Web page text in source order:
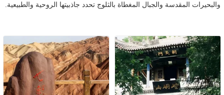
والبحيرات المقدسة والجبال المغطاة بالثلوج تحدد جاذبيتها الروحية والطبيعية.